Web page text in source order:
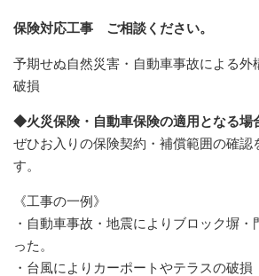
保険対応工事 ご相談ください。
予期せぬ自然災害・自動車事故による外
破損
◆火災保険・自動車保険の適用となる
ぜひお入りの保険契約・補償範囲の確認
す。
《工事の一例》
・自動車事故・地震によりブロック塀・
った。
・台風によりカーポートやテラスの破